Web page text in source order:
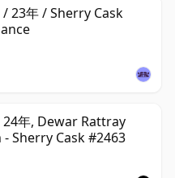
23年 / Sherry Cask
年, Dewar Rattray
Sherry Cask #2463